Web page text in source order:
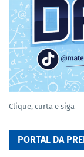
Clique, curta e siga
PORTAL DA